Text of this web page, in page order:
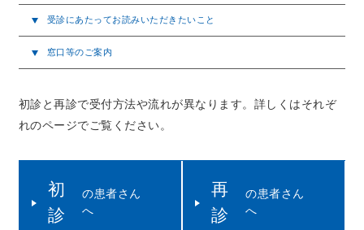
受診にあたってお読みいただきたいこと
窓口等のご案内
初診と再診で受付方法や流れが異なります。詳しくはそれぞ
れのページでご覧ください。
初
診
の患者さん
へ
再
診
の患者さん
へ